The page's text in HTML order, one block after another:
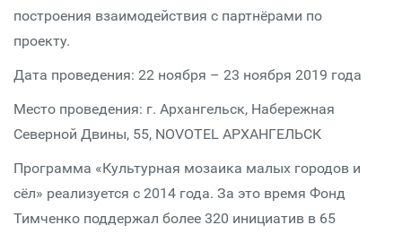
построения взаимодействия с партнёрами по
проекту.
Дата проведения: 22 ноября – 23 ноября 2019 года
Место проведения: г. Архангельск, Набережная
Северной Двины, 55, NOVOTEL АРХАНГЕЛЬСК
Программа «Культурная мозаика малых городов и
сёл» реализуется с 2014 года. За это время Фонд
Тимченко поддержал более 320 инициатив в 65